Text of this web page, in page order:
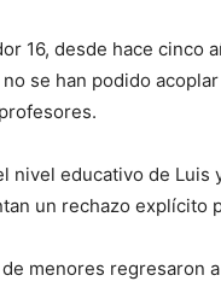
16, desde hace cinco
se han podido
nivel educativo de
un rechazo explícito
menores regresaron